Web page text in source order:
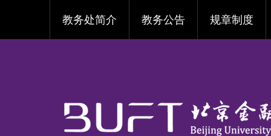
教务处简介 教务公告 规章制度